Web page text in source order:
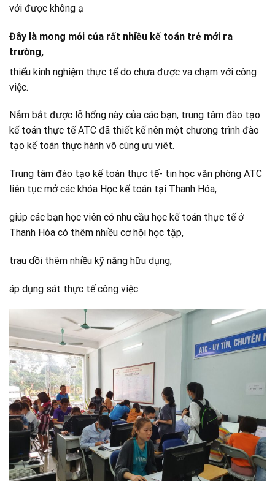
với được không ạ
Đây là mong mỏi của rất nhiều kế toán trẻ mới ra
trường,
thiếu kinh nghiệm thực tế do chưa được va chạm với công
việc.
Nắm bắt được lỗ hổng này của các bạn, trung tâm đào tạo
kế toán thực tế ATC đã thiết kế nên một chương trình đào
tạo kế toán thực hành vô cùng ưu viêt.
Trung tâm đào tạo kế toán thực tế- tin học văn phòng ATC
liên tục mở các khóa Học kế toán tại Thanh Hóa,
giúp các bạn học viên có nhu cầu học kế toán thực tế ở
Thanh Hóa có thêm nhiều cơ hội học tập,
trau dồi thêm nhiều kỹ năng hữu dụng,
áp dụng sát thực tế công việc.